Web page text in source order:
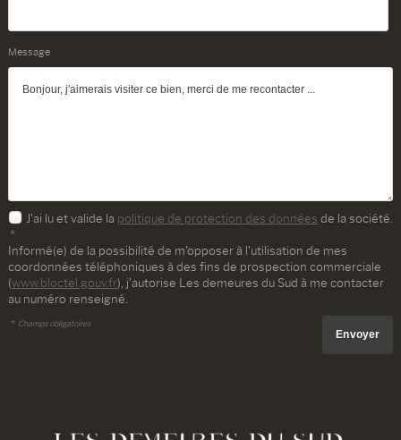
Message
J'ai lu et valide la politique de protection des données de la société.
*
Informé(e) de la possibilité de m'opposer à l'utilisation de mes
coordonnées téléphoniques à des fins de prospection commerciale
(www.bloctel.gouv.fr), j'autorise Les demeures du Sud à me contacter
au numéro renseigné.
* Champs obligatoires